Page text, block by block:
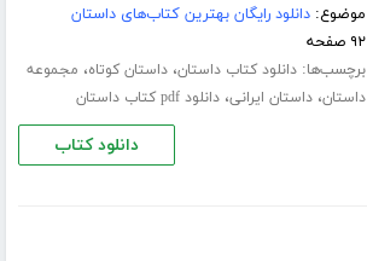
موضوع:دانلود رایگان بهترین کتاب‌های داستان
۹۲ صفحه
برچسب‌ها:دانلود کتاب داستان،داستان کوتاه، مجموعه
داستان،داستان ایرانی،دانلود pdf کتاب داستان
دانلود کتاب